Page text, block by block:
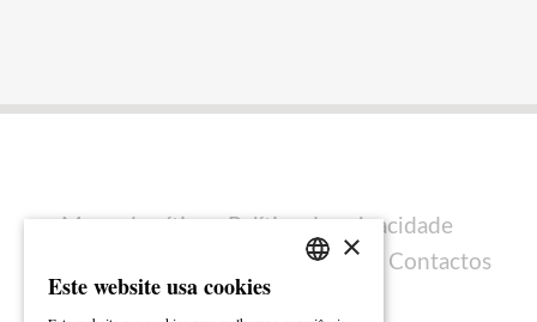
Mapa do sítio
Política de privacidade
Ficha técnica Contactos
×
Este website usa cookies